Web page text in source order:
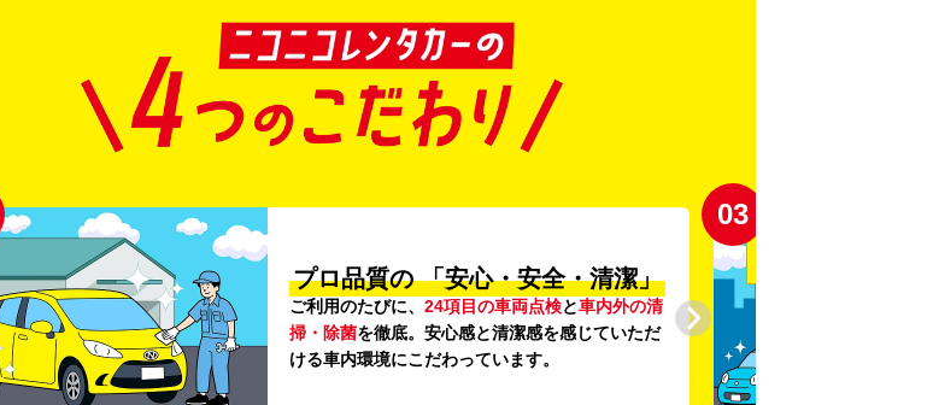
プロ品質の 「安心・安全・清潔」
ご利用のたびに、 24項目の車両点検と車内外の清
掃・除菌を徹底。安心感と清潔感を感じていただ
ける車内環境にこだわっています。
03